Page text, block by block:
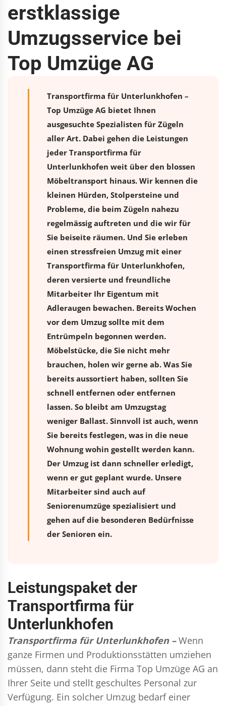
erstklassige
Umzugsservice bei
Top Umzüge AG
Transportfirma für Unterlunkhofen –
Top Umzüge AG bietet Ihnen
ausgesuchte Spezialisten für Zügeln
aller Art. Dabei gehen die Leistungen
jeder Transportfirma für
Unterlunkhofen weit über den blossen
Möbeltransport hinaus. Wir kennen die
kleinen Hürden, Stolpersteine und
Probleme, die beim Zügeln nahezu
regelmässig auftreten und die wir für
Sie beiseite räumen. Und Sie erleben
einen stressfreien Umzugmit einer
Transportfirma für Unterlunkhofen,
deren versierte und freundliche
Mitarbeiter Ihr Eigentum mit
Adleraugen bewachen. Bereits Wochen
vor dem Umzug sollte mit dem
Entrümpeln begonnen werden.
Möbelstücke, die Sie nicht mehr
brauchen, holen wir gerne ab. Was Sie
bereits aussortiert haben, sollten Sie
schnell entfernen oder entfernen
lassen. So bleibt am Umzugstag
weniger Ballast. Sinnvoll ist auch, wenn
Sie bereits festlegen, was in die neue
Wohnung wohin gestellt werden kann.
Der Umzug ist dann schneller erledigt,
wenn er gut geplant wurde. Unsere
Mitarbeiter sind auch auf
Seniorenumzüge spezialisiert und
gehen auf die besonderen Bedürfnisse
der Senioren ein.
Leistungspaket der
Transportfirma für
Unterlunkhofen
Transportfirma für Unterlunkhofen – Wenn
ganze Firmen und Produktionsstätten umziehen
müssen, dann steht die Firma Top Umzüge AG an
Ihrer Seite und stellt geschultes Personal zur
Verfügung. Ein solcher Umzug bedarf einer